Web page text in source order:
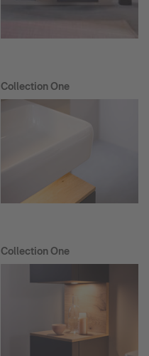
Collection One
Collection One